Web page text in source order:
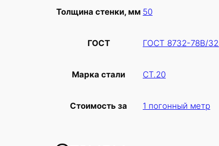
Толщина стенки, мм 50
ГОСТ ГОСТ 8732-78В/
Марка стали СТ.20
Стоимость за 1 погонный метр